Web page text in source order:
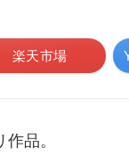
楽天市場
品。